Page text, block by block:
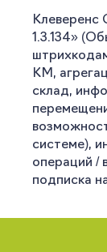
1.3.134»
КМ,
склад,
системе),
операций /
подписка